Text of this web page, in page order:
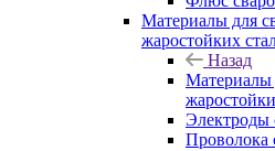
Материалы для
жаростойких
Назад
Материалы
Электроды
Проволока